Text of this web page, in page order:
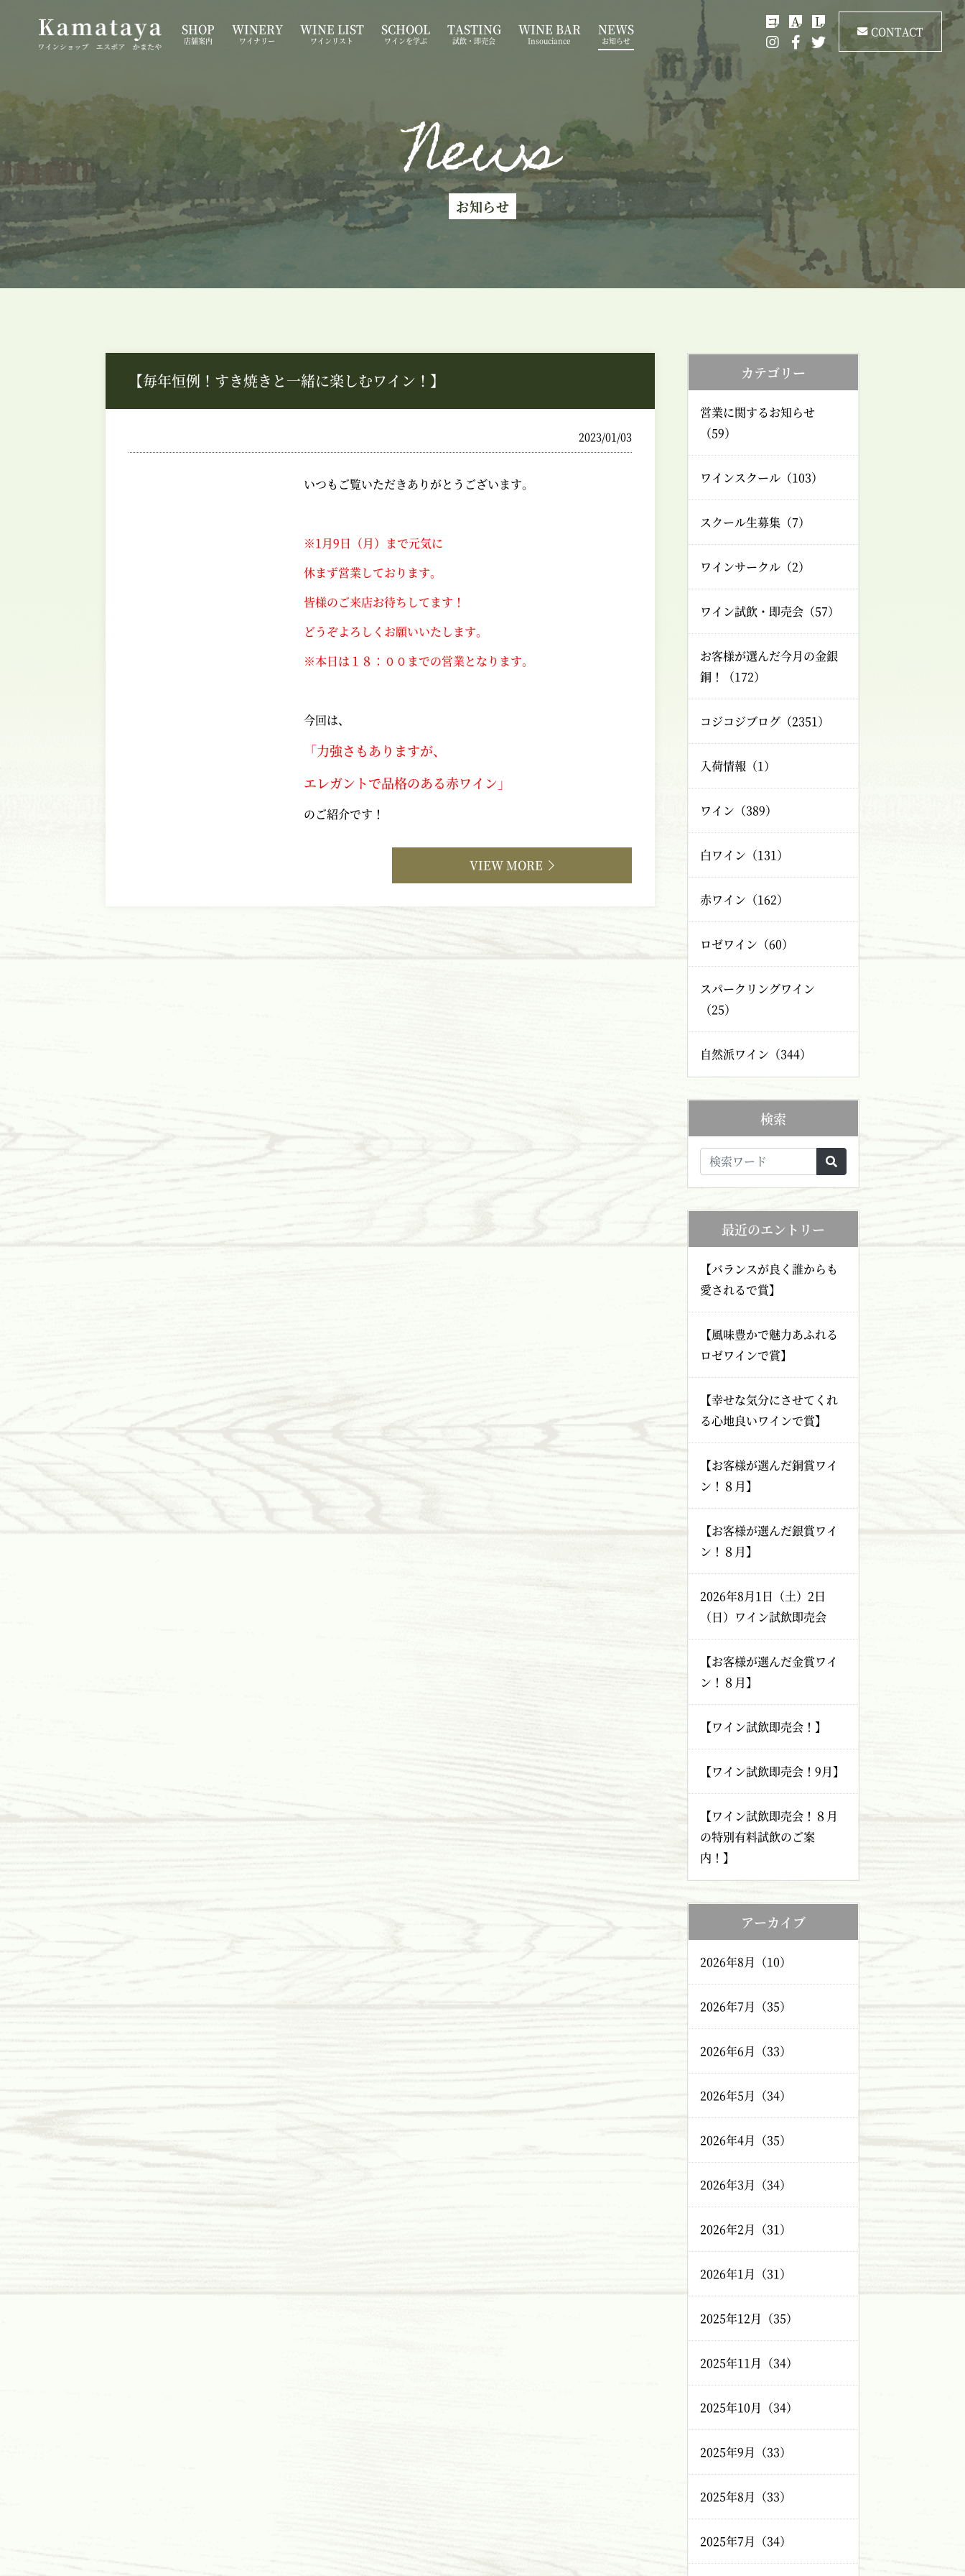
SHOP
店舗案内
WINERY
ワイナリー
WINE LIST
ワインリスト
SCHOOL
ワインを学ぶ
TASTING
試飲・即売会
WINE BAR
Insouciance
NEWS
お知らせ
コ A L
CONTACT
News
お知らせ
【毎年恒例！すき焼きと一緒に楽しむワイン！】
2023/01/03
いつもご覧いただきありがとうございます。
※1月9日（月）まで元気に
休まず営業しております。
皆様のご来店お待ちしてます！
どうぞよろしくお願いいたします。
※本日は１８：００までの営業となります。
今回は、
「力強さもありますが、
エレガントで品格のある赤ワイン」
のご紹介です！
VIEW MORE
カテゴリー
営業に関するお知らせ
（59）
ワインスクール（103）
スクール生募集（7）
ワインサークル（2）
ワイン試飲・即売会（57）
お客様が選んだ今月の金銀
銅！（172）
コジコジブログ（2351）
入荷情報（1）
ワイン（389）
白ワイン（131）
赤ワイン（162）
ロゼワイン（60）
スパークリングワイン
（25）
自然派ワイン（344）
検索
最近のエントリー
【バランスが良く誰からも
愛されるで賞】
【風味豊かで魅力あふれる
ロゼワインで賞】
【幸せな気分にさせてくれ
る心地良いワインで賞】
【お客様が選んだ銅賞ワイ
ン！８月】
【お客様が選んだ銀賞ワイ
ン！８月】
2026年8月1日（土）2日
（日）ワイン試飲即売会
【お客様が選んだ金賞ワイ
ン！８月】
【ワイン試飲即売会！】
【ワイン試飲即売会！9月】
【ワイン試飲即売会！８月
の特別有料試飲のご案
内！】
アーカイブ
2026年8月（10）
2026年7月（35）
2026年6月（33）
2026年5月（34）
2026年4月（35）
2026年3月（34）
2026年2月（31）
2026年1月（31）
2025年12月（35）
2025年11月（34）
2025年10月（34）
2025年9月（33）
2025年8月（33）
2025年7月（34）